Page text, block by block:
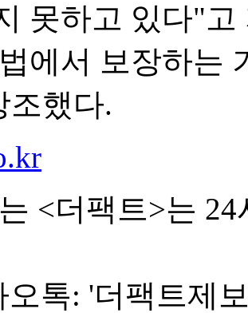
못하고 있다"
에서 보장하는
조했다.
<더팩트>는
오톡: '더팩트제